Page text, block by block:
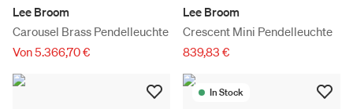
Lee Broom
Carousel Brass Pendelleuchte
Von 5.366,70 €
Lee Broom
Crescent Mini Pendelleuchte
839,83 €
In Stock